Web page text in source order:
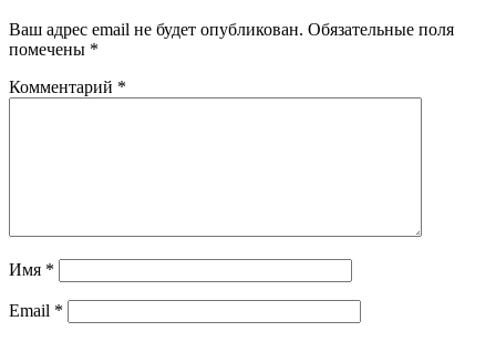
Ваш адрес email не будет опубликован. Обязательные поля
помечены *
Комментарий *
Имя *
Email *